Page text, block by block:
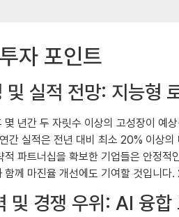
자 포인트
및 실적 전망: 지능형
몇 년간 두 자릿수 이상의 고성장이
간 실적은 전년 대비 최소 20% 이상의
적 파트너십을 확보한 기업들은 안정
함께 마진율 개선에도 기여할 것입니
및 경쟁 우위: AI 융합